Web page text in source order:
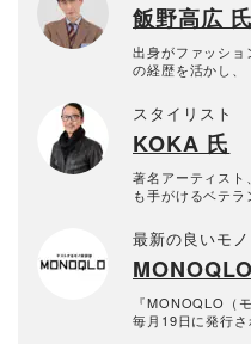
飯野高広 氏
出身がファッショ
の経歴を活かし、
ノ」こそ良品との
活動の傍ら、服飾
の講座も受け持つ
どの有名企業での
店でのイベント出
知らない世界」に
スタイリスト
KOKA 氏
著名アーティスト
も手がけるベテラ
最新の良いモ
『MONOQLO（
毎月19日に発行